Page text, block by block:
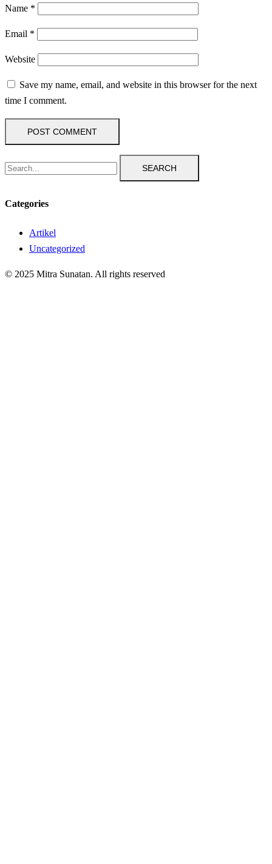
Name *
Email *
Website
Save my name, email, and website in this browser for the next
time I comment.
SEARCH
Categories
Artikel
Uncategorized
© 2025 Mitra Sunatan. All rights reserved